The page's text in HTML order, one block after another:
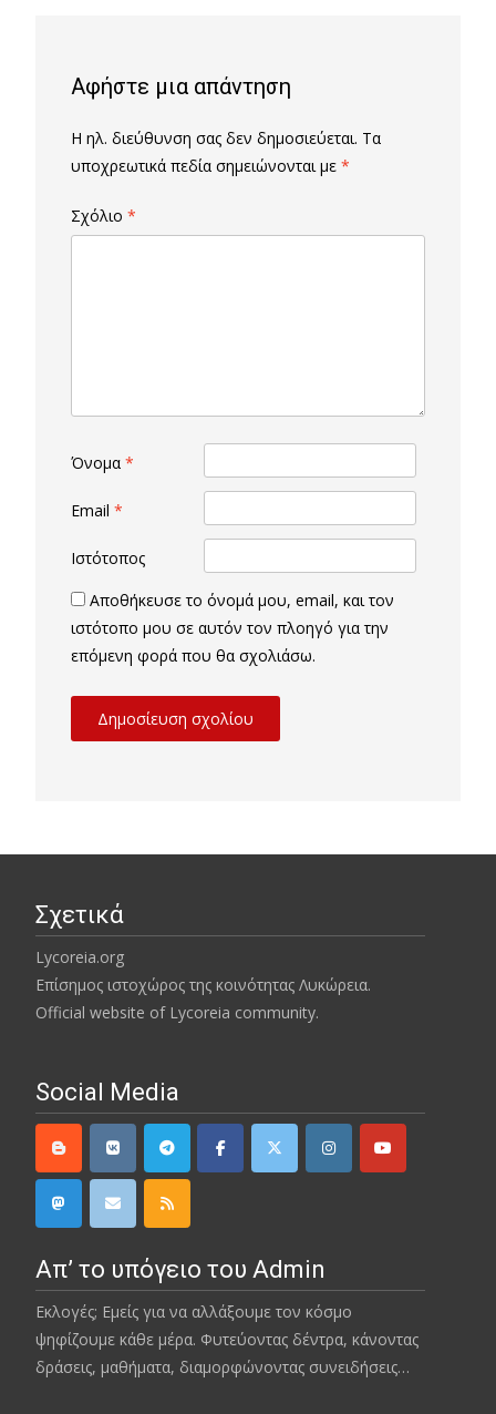
Αφήστε μια απάντηση
Η ηλ. διεύθυνση σας δεν δημοσιεύεται. Τα
υποχρεωτικά πεδία σημειώνονται με *
Σχόλιο *
Όνομα *
Email *
Ιστότοπος
Αποθήκευσε το όνομά μου, email, και τον
ιστότοπο μου σε αυτόν τον πλοηγό για την
επόμενη φορά που θα σχολιάσω.
Σχετικά
Lycoreia.org
Επίσημος ιστοχώρος της κοινότητας Λυκώρεια.
Official website of Lycoreia community.
Social Media
Απ’ το υπόγειο του Admin
Εκλογές; Εμείς για να αλλάξουμε τον κόσμο
ψηφίζουμε κάθε μέρα. Φυτεύοντας δέντρα, κάνοντας
δράσεις, μαθήματα, διαμορφώνοντας συνειδήσεις…